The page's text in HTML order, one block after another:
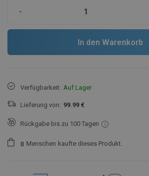
-
In den Warenkorb
Verfügbarkeit: Auf Lager
Lieferung von: 99.99 €
Rückgabe bis zu 100 Tagen
0 Menschen kaufte dieses Produkt.